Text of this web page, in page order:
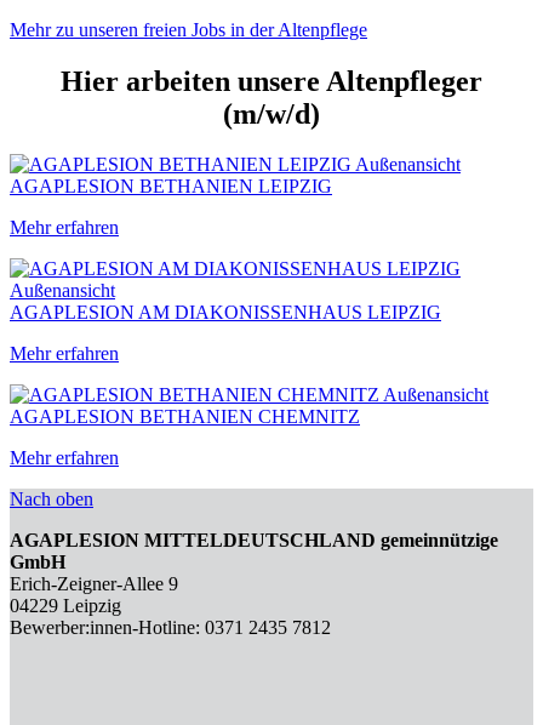
Mehr zu unseren freien Jobs in der Altenpflege
Hier arbeiten unsere Altenpfleger
(m/w/d)
AGAPLESION BETHANIEN LEIPZIG
Mehr erfahren
AGAPLESION AM DIAKONISSEN­HAUS LEIPZIG
Mehr erfahren
AGAPLESION BETHANIEN CHEMNITZ
Mehr erfahren
Nach oben
AGAPLESION MITTELDEUTSCHLAND gemeinnützige
GmbH
Erich-Zeigner-Allee 9
04229 Leipzig
Bewerber:innen-Hotline: 0371 2435 7812